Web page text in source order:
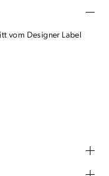
vom Designer Label